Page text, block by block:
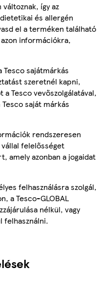
így az
és allergén
el a terméken található
információkra,
Tesco sajátmárkás
szeretnél kapni,
Tesco vevőszolgálatával,
saját márkás
rendszeresen
felelősséget
amely azonban a jogaidat
felhasználásra szolgál,
a Tesco-GLOBAL
nélkül, vagy
felhasználni.